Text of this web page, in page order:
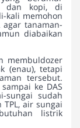
dan kopi, di
kali memohon
agar tanaman-
diabaikan
membuldozer
(enau), tetapi
tersebut.
ke DAS
sungai sudah
air sungai
listrik